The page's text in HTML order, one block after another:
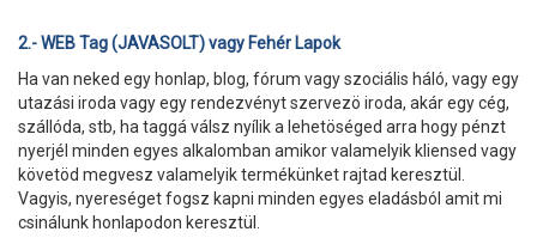
2.- WEB Tag (JAVASOLT) vagy Fehér Lapok
Ha van neked egy honlap, blog, fórum vagy szociális háló, vagy egy
utazási iroda vagy egy rendezvényt szervezö iroda, akár egy cég,
szállóda, stb, ha taggá válsz nyílik a lehetöséged arra hogy pénzt
nyerjél minden egyes alkalomban amikor valamelyik kliensed vagy
követöd megvesz valamelyik termékünket rajtad keresztül.
Vagyis, nyereséget fogsz kapni minden egyes eladásból amit mi
csinálunk honlapodon keresztül.